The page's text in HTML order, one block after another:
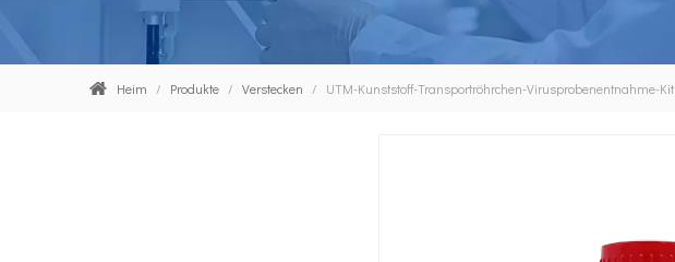
Heim / Produkte / Verstecken / UTM-Kunststoff-Transportröhrchen-Virusprobenentnahme-Kit